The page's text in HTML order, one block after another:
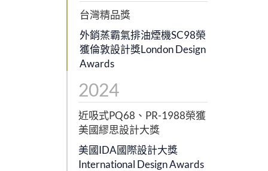
台灣精品獎
外銷蒸霸氣排油煙機SC98榮
獲倫敦設計獎London Design
Awards
2024
近吸式PQ68、PR-1988榮獲
美國繆思設計大獎
美國IDA國際設計大獎
International Design Awards